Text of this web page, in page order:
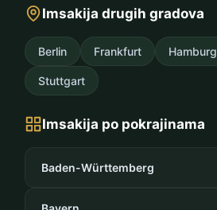
Imsakija drugih gradova
Berlin Frankfurt Hamburg
Stuttgart
Imsakija po pokrajinama
Baden-Württemberg